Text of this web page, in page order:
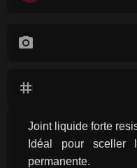
photo_camera
tag
Joint liquide forte
Idéal pour sceller
permanente.